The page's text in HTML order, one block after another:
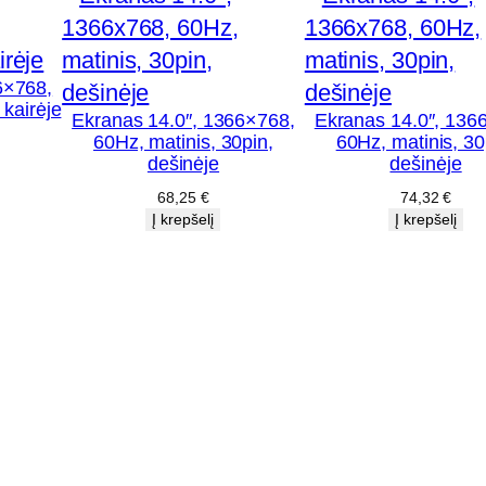
2
5
6
0
Ekranas 14.0″, 1366×768,
60Hz, matinis, 30pin,
dešinėje
68,25 €
Į krepšelį
Ekranas 14.0″,
60Hz, matinis,
dešinėje
74,32€
Į krepšelį